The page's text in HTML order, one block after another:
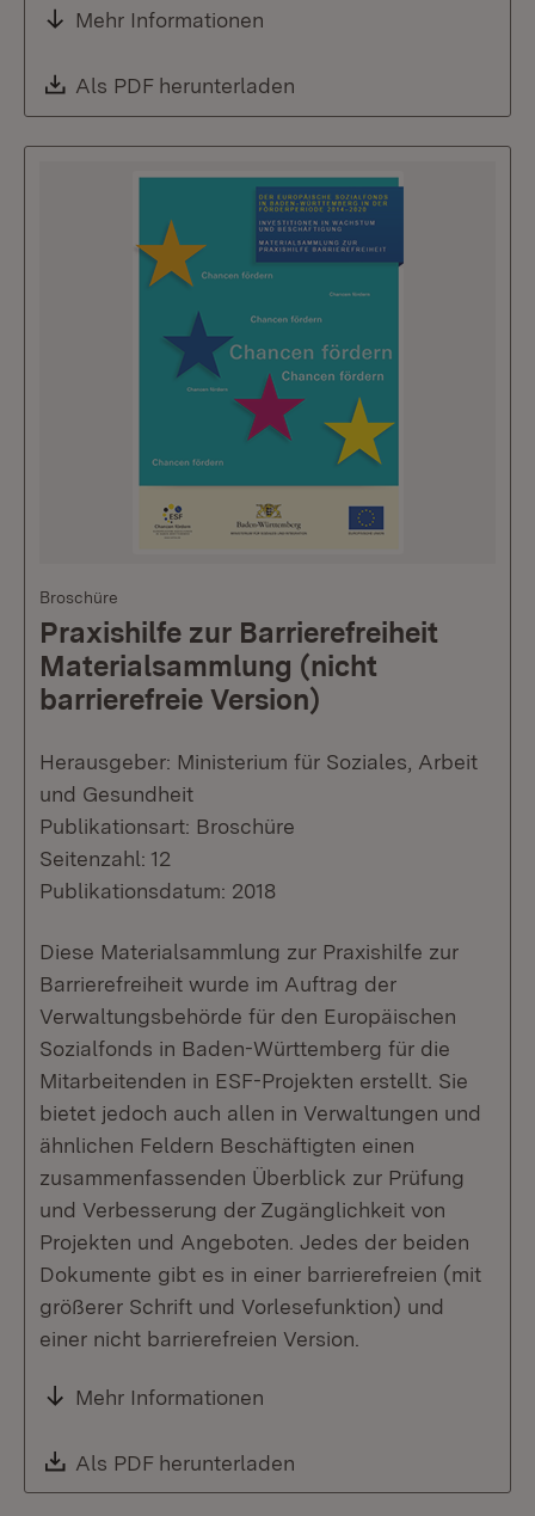
Mehr Informationen
Download:
Als PDF herunterladen
Broschüre
Praxishilfe zur Barrierefreiheit
Materialsammlung (nicht
barrierefreie Version)
Herausgeber: Ministerium für Soziales, Arbeit
und Gesundheit
Publikationsart: Broschüre
Seitenzahl: 12
Publikationsdatum: 2018
Diese Materialsammlung zur Praxishilfe zur
Barrierefreiheit wurde im Auftrag der
Verwaltungsbehörde für den Europäischen
Sozialfonds in Baden-Württemberg für die
Mitarbeitenden in ESF-Projekten erstellt. Sie
bietet jedoch auch allen in Verwaltungen und
ähnlichen Feldern Beschäftigten einen
zusammenfassenden Überblick zur Prüfung
und Verbesserung der Zugänglichkeit von
Projekten und Angeboten. Jedes der beiden
Dokumente gibt es in einer barrierefreien (mit
größerer Schrift und Vorlesefunktion) und
einer nicht barrierefreien Version.
Mehr Informationen
Download:
Als PDF herunterladen